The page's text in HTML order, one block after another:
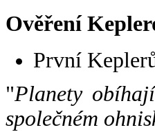
Ověření
První
"Planety
společném